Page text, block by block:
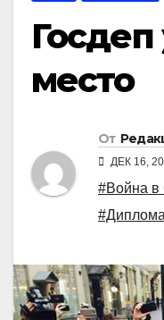
Госдеп
место
От
ДЕК 16,
#Война в